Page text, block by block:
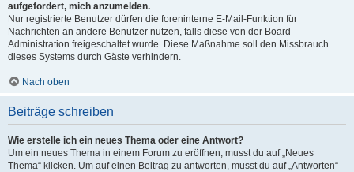
aufgefordert, mich anzumelden.
Nur registrierte Benutzer dürfen die foreninterne E-Mail-Funktion für
Nachrichten an andere Benutzer nutzen, falls diese von der Board-
Administration freigeschaltet wurde. Diese Maßnahme soll den Missbrauch
dieses Systems durch Gäste verhindern.
Nach oben
Beiträge schreiben
Wie erstelle ich ein neues Thema oder eine Antwort?
Um ein neues Thema in einem Forum zu eröffnen, musst du auf „Neues
Thema“ klicken. Um auf einen Beitrag zu antworten, musst du auf „Antworten“